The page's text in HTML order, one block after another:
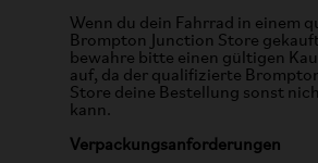
Wenn du dein Fahrrad in einem
Brompton Junction Store
bewahre bitte einen gültigen
auf, da der qualifizierte
Store deine Bestellung sonst
kann.
Verpackungsanforderungen